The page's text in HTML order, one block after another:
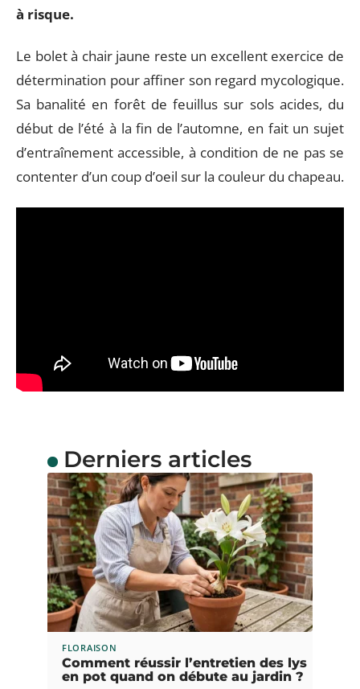
à risque.
Le bolet à chair jaune reste un excellent exercice de
détermination pour affiner son regard mycologique.
Sa banalité en forêt de feuillus sur sols acides, du
début de l’été à la fin de l’automne, en fait un sujet
d’entraînement accessible, à condition de ne pas se
contenter d’un coup d’oeil sur la couleur du chapeau.
Derniers articles
FLORAISON
Comment réussir l’entretien des lys
en pot quand on débute au jardin ?